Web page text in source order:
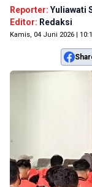
Reporter: Yuliawati
Editor: Redaksi
Kamis, 04 Juni 2026 |